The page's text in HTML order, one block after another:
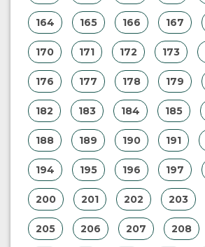
164 165 166 167
170 171 172 173
176 177 178 179
182 183 184 185
188 189 190 191
194 195 196 197
200 201 202 203
205 206 207 208